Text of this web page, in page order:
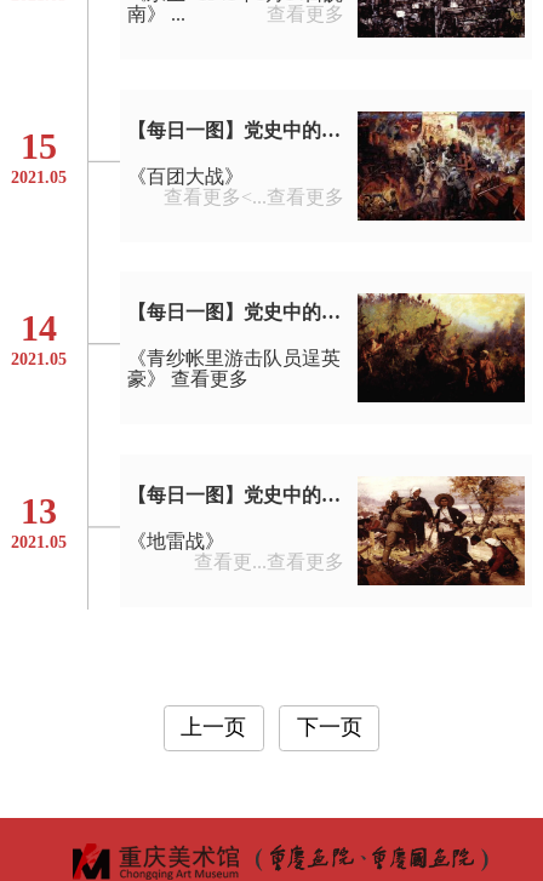
南》 ...
查看更多
15
2021.05
【每日一图】党史中的美术经典
《百团大战》
查看更多<...查看更多
14
2021.05
【每日一图】党史中的美术经典
《青纱帐里游击队员逞英
豪》 查看更多
13
2021.05
【每日一图】党史中的美术经典
《地雷战》
查看更...查看更多
上一页 下一页